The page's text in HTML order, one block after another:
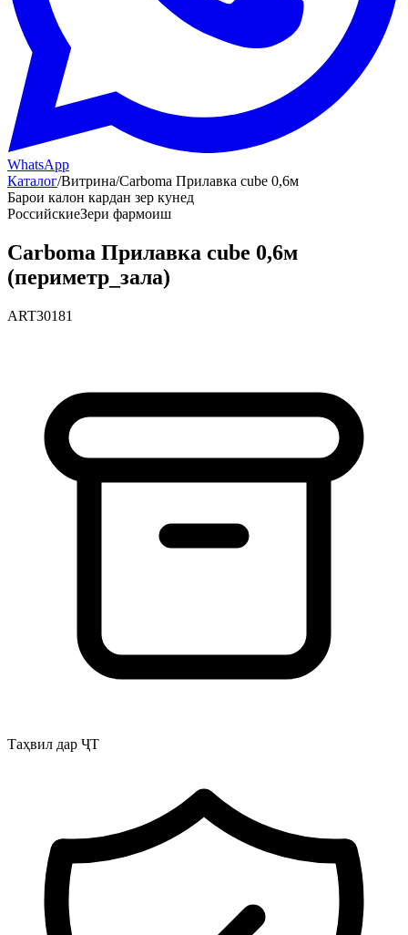
WhatsApp
Каталог/Витрина/Carboma Прилавка cube 0,6м
Барои калон кардан зер кунед
РоссийскиеЗери фармоиш
Carboma Прилавка cube 0,6м
(периметр_зала)
ART30181
Таҳвил дар ҶТ